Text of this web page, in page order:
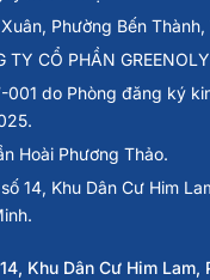
Phường Bến Thành,
TY CỔ PHẦN
001 do Phòng đăng ký
Hoài Phương Thảo.
14, Khu Dân Cư Him
Khu Dân Cư Him Lam,